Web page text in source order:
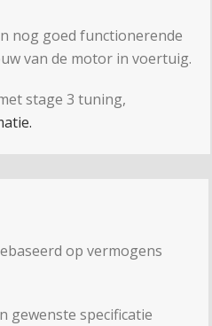
nog goed functionerende
van de motor in voertuig.
stage 3 tuning,
op vermogens
gewenste specificatie